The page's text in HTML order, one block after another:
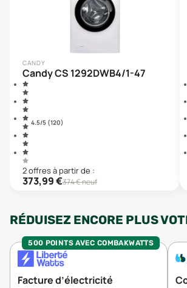
CANDY
Candy CS 1292DWB4/1-47
4.5/5 (120)
2offresà partir de :
373,99€374€ neuf
RÉDUISEZ ENCORE PLUS
500 POINTS AVEC COMBAKWATTS
Facture d’électricité